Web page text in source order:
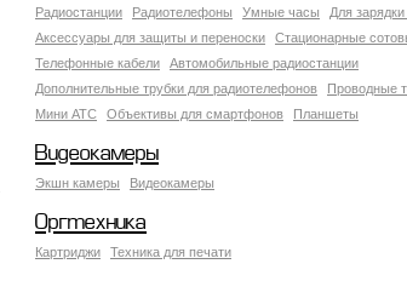
Радиостанции
Радиотелефоны Умные часы
Для
Аксессуары для защиты и переноски
Стационарные
Телефонные кабели
Автомобильные радиостанции
Дополнительные трубки для радиотелефонов
Проводные
Мини АТС
Объективы для смартфонов Планшеты
Видеокамеры
Экшн камеры Видеокамеры
Оргтехника
Картриджи Техника для печати